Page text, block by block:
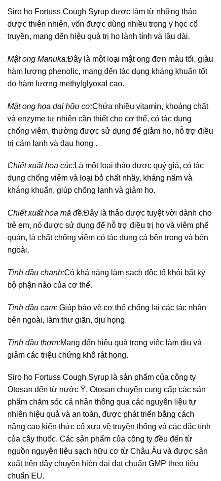
Siro ho Fortuss Cough Syrup được làm từ những thảo
dược thiên nhiên, vốn được dùng nhiều trong y học cổ
truyền, mang đến hiệu quả trị ho lành tính và lâu dài.
Mật ong Manuka:Đây là một loại mật ong đơn màu tối, giàu
hàm lượng phenolic, mang đến tác dụng kháng khuẩn tốt
do hàm lượng methylglyoxal cao.
Mật ong hoa dại hữu cơ:Chứa nhiều vitamin, khoáng chất
và enzyme tự nhiên cần thiết cho cơ thể, có tác dụng
chống viêm, thường được sử dụng để giảm ho, hỗ trợ điều
trị cảm lạnh và đau họng .
Chiết xuất hoa cúc:Là một loại thảo dược quý giá, có tác
dụng chống viêm và loại bỏ chất nhầy, kháng nấm và
kháng khuẩn, giúp chống lạnh và giảm ho.
Chiết xuất hoa mã đề:Đây là thảo dược tuyệt vời dành cho
trẻ em, nó được sử dụng để hỗ trợ điều trị ho và viêm phế
quản, là chất chống viêm có tác dụng cả bên trong và bên
ngoài.
Tinh dầu chanh:Có khả năng làm sạch độc tố khỏi bất kỳ
bộ phận nào của cơ thể.
Tinh dầu cam: Giúp bảo vệ cơ thể chống lại các tác nhân
bên ngoài, làm thư giãn, dịu họng.
Tinh dầu thơm:Mang đến hiệu quả trong việc làm dịu và
giảm các triệu chứng khô rát họng.
Siro ho Fortuss Cough Syrup là sản phẩm của công ty
Otosan đến từ nước Ý. Otosan chuyên cung cấp các sản
phẩm chăm sóc cá nhân thông qua các nguyên liệu tự
nhiên hiệu quả và an toàn, được phát triển bằng cách
nâng cao kiến ​​thức cổ xưa về truyền thống và các đặc tính
của cây thuốc. Các sản phẩm của công ty đều đến từ
nguồn nguyên liệu sạch hữu cơ từ Châu Âu và được sản
xuất trên dây chuyền hiện đại đạt chuẩn GMP theo tiêu
chuẩn EU.